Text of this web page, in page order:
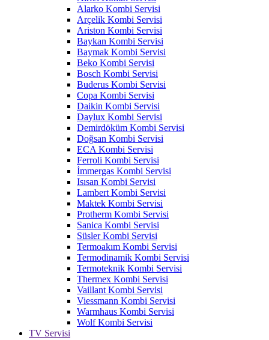
Alarko Kombi Servisi
Arçelik Kombi Servisi
Ariston Kombi Servisi
Baykan Kombi Servisi
Baymak Kombi Servisi
Beko Kombi Servisi
Bosch Kombi Servisi
Buderus Kombi Servisi
Copa Kombi Servisi
Daikin Kombi Servisi
Daylux Kombi Servisi
Demirdöküm Kombi Servisi
Doğsan Kombi Servisi
ECA Kombi Servisi
Ferroli Kombi Servisi
İmmergas Kombi Servisi
Isısan Kombi Servisi
Lambert Kombi Servisi
Maktek Kombi Servisi
Protherm Kombi Servisi
Sanica Kombi Servisi
Süsler Kombi Servisi
Termoakım Kombi Servisi
Termodinamik Kombi Servisi
Termoteknik Kombi Servisi
Thermex Kombi Servisi
Vaillant Kombi Servisi
Viessmann Kombi Servisi
Warmhaus Kombi Servisi
Wolf Kombi Servisi
TV Servisi